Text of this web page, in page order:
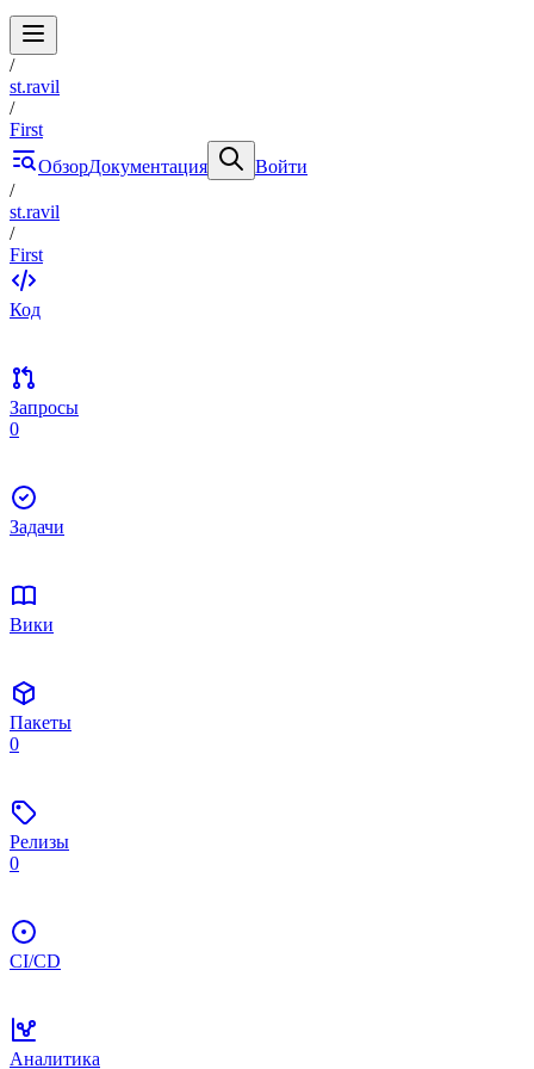
/
st.ravil
/
First
ОбзорДокументация
Войти
/
st.ravil
/
First
Код
Запросы
0
Задачи
Вики
Пакеты
0
Релизы
0
CI/CD
Аналитика